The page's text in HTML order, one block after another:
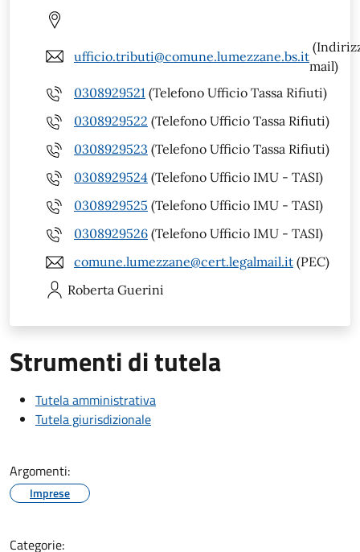
ufficio.tributi@comune.lumezzane.bs.it
mail)
0308929521 (Telefono Ufficio Tassa Rifiuti)
0308929522 (Telefono Ufficio Tassa Rifiuti)
0308929523 (Telefono Ufficio Tassa Rifiuti)
0308929524 (Telefono Ufficio IMU - TASI)
0308929525 (Telefono Ufficio IMU - TASI)
0308929526 (Telefono Ufficio IMU - TASI)
comune.lumezzane@cert.legalmail.it (PEC)
Roberta Guerini
Strumenti di tutela
Tutela amministrativa
Tutela giurisdizionale
Argomenti:
Imprese
Categorie: